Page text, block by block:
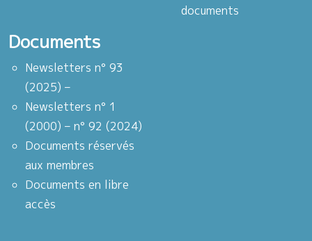
documents
Documents
Newsletters n° 93
(2025) –
Newsletters n° 1
(2000) – n° 92 (2024)
Documents réservés
aux membres
Documents en libre
accès